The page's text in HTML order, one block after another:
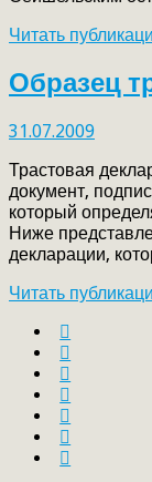
Читать
Образец
31.07.2009
Трастовая
документ,
который
Ниже
декларации,
Читать